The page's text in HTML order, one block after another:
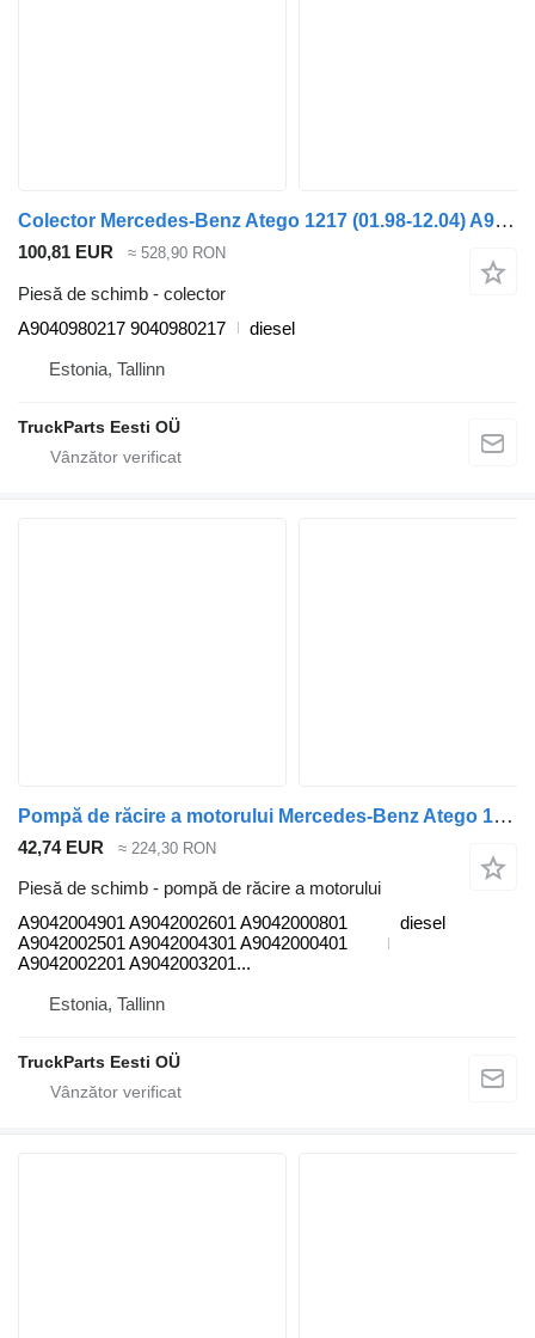
Colector Mercedes-Benz Atego 1217 (01.98-12.04) A9040980217 pentru cap tractor Mercedes-Benz Atego, Atego 2, Atego 3 (1996-)
100,81 EUR ≈ 528,90 RON
Piesă de schimb - colector
A9040980217 9040980217
diesel
Estonia, Tallinn
TruckParts Eesti OÜ
Pompă de răcire a motorului Mercedes-Benz Atego 1217 (01.98-12.04) A9042004901 pentru cap tractor Mercedes-Benz Atego, Atego 2, Atego 3 (1996-)
42,74 EUR ≈ 224,30 RON
Piesă de schimb - pompă de răcire a motorului
A9042004901 A9042002601 A9042000801
A9042002501 A9042004301 A9042000401
A9042002201 A9042003201...
diesel
Estonia, Tallinn
TruckParts Eesti OÜ